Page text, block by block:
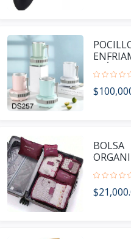
DS257
BOLSA
DE
DS210